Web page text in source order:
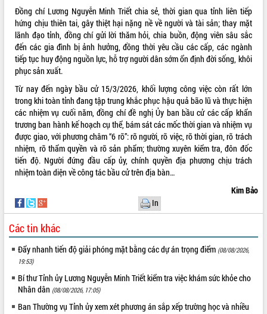
Đắk Lắk phát động hưởng ứng Ngày
Quyền của người tiêu dùng Việt Nam
2026
Đẩy mạnh cải cách hành chính, quyết
tâm đạt được mục tiêu tăng trưởng
Tổ chức trang trọng Lễ hội Đền thờ
Lương Văn Chánh năm 2026
Phó Bí thư Tỉnh ủy Đắk Lắk Đỗ Hữu
Huy giữ chức Bí thư Đảng ủy Ủy Ban
Nhân dân tỉnh
Bệnh án điện tử thúc đẩy chuyển đổi
số y tế tại Đắk Lắk
không gian tri thức trong thời đại số
Đánh giá, rút kinh nghiệm công tác tổ
chức diễn tập trước ngày bầu cử
Friendship Meeting New Year 2026”
Bầu cử Quốc hội và HĐND: Cử tri Đắk
Lắk gửi gắm niềm tin, kỳ vọng vào lá
phiếu
Đắk Lắk sẵn sàng các điều kiện cho
Đồng chí Lương Nguyễn Minh Triết chia sẻ, thời gian qua tỉnh liên tiếp
hứng chịu thiên tai, gây thiệt hại nặng nề về người và tài sản; thay mặt
lãnh đạo tỉnh, đồng chí gửi lời thăm hỏi, chia buồn, động viên sâu sắc
đến các gia đình bị ảnh hưởng, đồng thời yêu cầu các cấp, các ngành
tiếp tục huy động nguồn lực, hỗ trợ người dân sớm ổn định đời sống, khôi
phục sản xuất.
Từ nay đến ngày bầu cử 15/3/2026, khối lượng công việc còn rất lớn
trong khi toàn tỉnh đang tập trung khắc phục hậu quả bão lũ và thực hiện
các nhiệm vụ cuối năm, đồng chí đề nghị Ủy ban bầu cử các cấp khẩn
trương ban hành kế hoạch cụ thể, bám sát các mốc thời gian và nhiệm vụ
được giao, với phương châm “6 rõ”: rõ người, rõ việc, rõ thời gian, rõ trách
nhiệm, rõ thẩm quyền và rõ sản phẩm; thường xuyên kiểm tra, đôn đốc
tiến độ. Người đứng đầu cấp ủy, chính quyền địa phương chịu trách
nhiệm toàn diện về công tác bầu cử trên địa bàn…
Kim Bảo
In
Các tin khác
Đẩy nhanh tiến độ giải phóng mặt bằng các dự án trọng điểm (08/08/2026,
19:53)
Bí thư Tỉnh ủy Lương Nguyễn Minh Triết kiểm tra việc khám sức khỏe cho
Nhân dân (08/08/2026, 17:05)
Ban Thường vụ Tỉnh ủy xem xét phương án sắp xếp trường học và nhiều